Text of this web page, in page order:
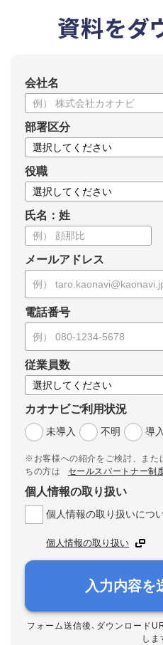
資料をダ
会社名
部署区分
役職
氏名：姓
メールアドレス
電話番号
従業員数
カオナビご利用状況
未導入
不明 導
※お客様への紹介をご検討、また
ちの方は
セールスパートナー制
個人情報の取り扱い
個人情報の取り扱いにつ
個人情報の取り扱い
入力内容を
フォーム送信後、ダウンロード
しま